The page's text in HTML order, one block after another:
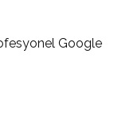
Google